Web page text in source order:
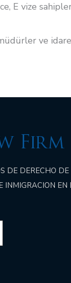
E vize
ve
DE DERECHO DE
EN